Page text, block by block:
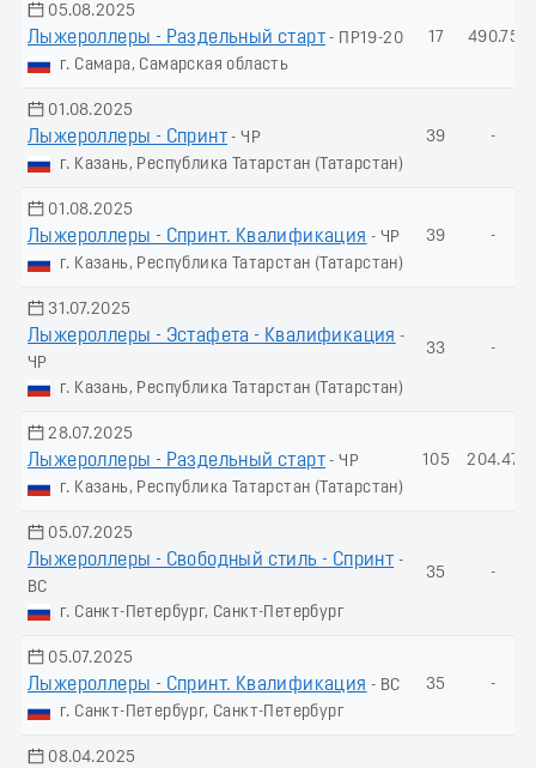
05.08.2025
Лыжероллеры - Раздельный старт - ПР19-20
г. Самара, Самарская область
17 490.75
01.08.2025
Лыжероллеры - Спринт - ЧР
г. Казань, Республика Татарстан (Татарстан)
39 -
01.08.2025
Лыжероллеры - Спринт. Квалификация - ЧР
г. Казань, Республика Татарстан (Татарстан)
39 -
31.07.2025
Лыжероллеры - Эстафета - Квалификация -
ЧР
г. Казань, Республика Татарстан (Татарстан)
33 -
28.07.2025
Лыжероллеры - Раздельный старт - ЧР
г. Казань, Республика Татарстан (Татарстан)
105 204.47
05.07.2025
Лыжероллеры - Свободный стиль - Спринт -
ВС
г. Санкт-Петербург, Санкт-Петербург
35 -
05.07.2025
Лыжероллеры - Спринт. Квалификация - ВС
г. Санкт-Петербург, Санкт-Петербург
35 -
08.04.2025